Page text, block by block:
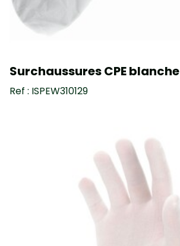
Surchaussures CPE blanche
Ref : ISPEW310129